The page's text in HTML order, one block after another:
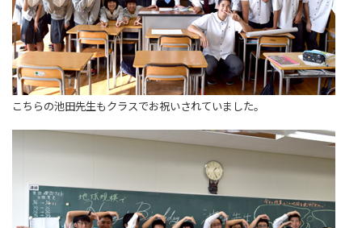
こちらの池田先生もクラスでお祝いされていました。